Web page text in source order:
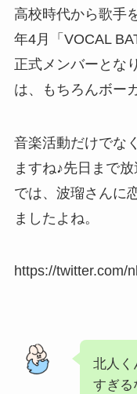
高校時代から歌手
年4月「VOCAL
正式メンバーとな
は、もちろんボー
音楽活動だけでな
ますね♪先日まで
では、波瑠さんに
ましたよね。
https://twitter.com/
北人く
すぎる